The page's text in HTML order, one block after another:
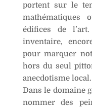
portent sur le
mathématiques
édifices de
inventaire,
pour marquer
hors du seul
anecdotisme local.
Dans le domaine
nommer des